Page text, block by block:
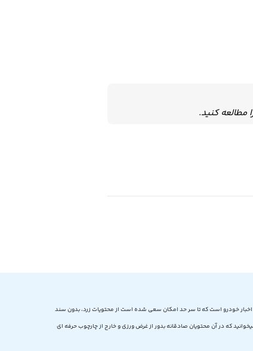
مطالعه کنید.
خودرو است که تا سر حد امکان سعی شده است از محتویات زرد، بدون سند
که در آن محتویان صادقانه بدور از غرض ورزی و خارج از چارچوب حرفه ای